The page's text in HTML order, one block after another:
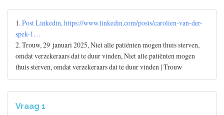
1.Post Linkedin, https://www.linkedin.com/posts/carolien-van-der-
spek-1…
2. Trouw, 29 januari 2025, Niet alle patiënten mogen thuis sterven,
omdat verzekeraars dat te duur vinden, Niet alle patiënten mogen
thuis sterven, omdat verzekeraars dat te duur vinden | Trouw
Vraag 1